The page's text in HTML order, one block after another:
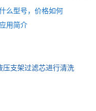
么型号，价格如何
用简介
支架过滤芯进行清洗